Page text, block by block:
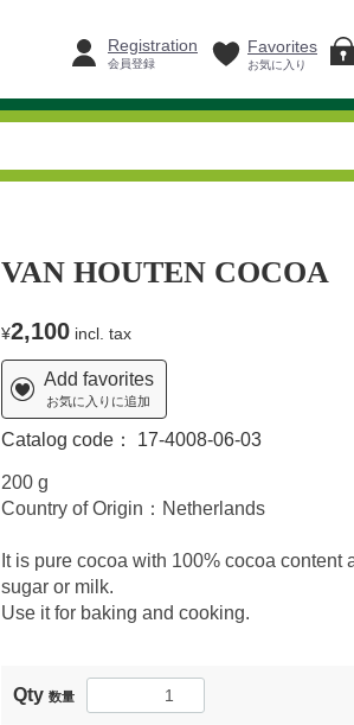
Registration
会員登録
Favorites
お気に入り
VAN HOUTEN COCOA
¥2,100incl. tax
Add favorites
お気に入りに追加
Catalog code： 17-4008-06-03
200 g
Country of Origin：Netherlands
It is pure cocoa with 100% cocoa content
sugar or milk.
Use it for baking and cooking.
Qty 数量